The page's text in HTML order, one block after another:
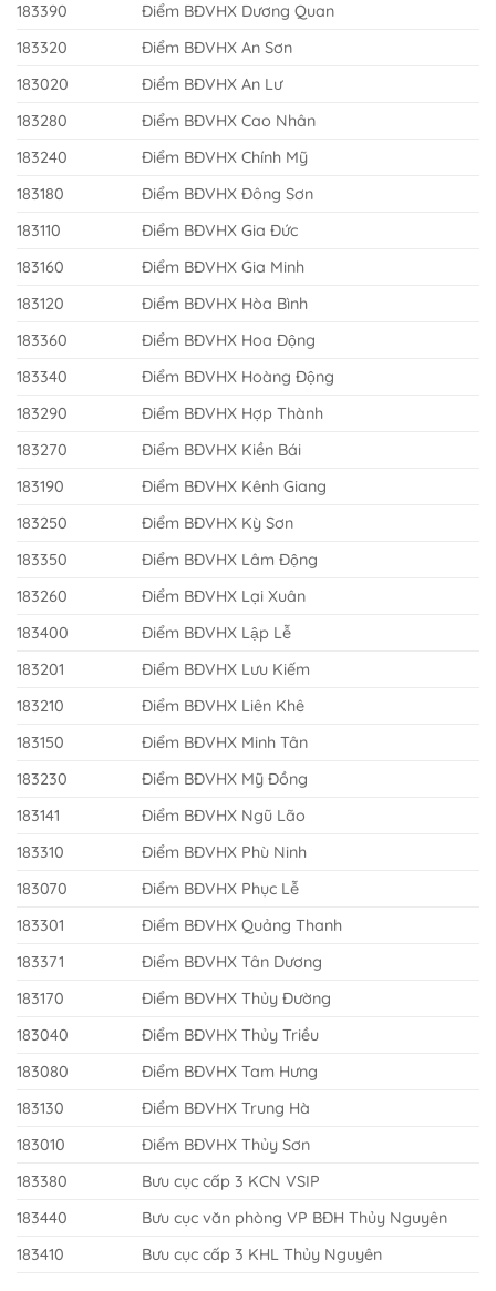
183390
Điểm BĐVHX Dương Quan
183320
Điểm BĐVHX An Sơn
183020
Điểm BĐVHX An Lư
183280
Điểm BĐVHX Cao Nhân
183240
Điểm BĐVHX Chính Mỹ
183180
Điểm BĐVHX Đông Sơn
183110
Điểm BĐVHX Gia Đức
183160
Điểm BĐVHX Gia Minh
183120
Điểm BĐVHX Hòa Bình
183360
Điểm BĐVHX Hoa Động
183340
Điểm BĐVHX Hoàng Động
183290
Điểm BĐVHX Hợp Thành
183270
Điểm BĐVHX Kiền Bái
183190
Điểm BĐVHX Kênh Giang
183250
Điểm BĐVHX Kỳ Sơn
183350
Điểm BĐVHX Lâm Động
183260
Điểm BĐVHX Lại Xuân
183400
Điểm BĐVHX Lập Lễ
183201
Điểm BĐVHX Lưu Kiếm
183210
Điểm BĐVHX Liên Khê
183150
Điểm BĐVHX Minh Tân
183230
Điểm BĐVHX Mỹ Đồng
183141
Điểm BĐVHX Ngũ Lão
183310
Điểm BĐVHX Phù Ninh
183070
Điểm BĐVHX Phục Lễ
183301
Điểm BĐVHX Quảng Thanh
183371
Điểm BĐVHX Tân Dương
183170
Điểm BĐVHX Thủy Đường
183040
Điểm BĐVHX Thủy Triều
183080
Điểm BĐVHX Tam Hưng
183130
Điểm BĐVHX Trung Hà
183010
Điểm BĐVHX Thủy Sơn
183380
Bưu cục cấp 3 KCN VSIP
183440
Bưu cục văn phòng VP BĐH Thủy Nguyên
183410
Bưu cục cấp 3 KHL Thủy Nguyên